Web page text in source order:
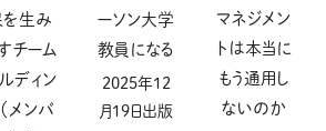
を生み
チーム
ディン
メンバ
ーソン大学
教員になる
2025年12
月19日出版
マネジメン
トは本当に
もう通用し
ないのか